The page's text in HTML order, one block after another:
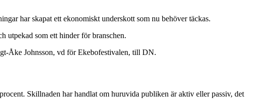
har skapat ett ekonomiskt underskott som nu behöver täckas.
utpekad som ett hinder för branschen.
Åke Johnsson, vd för Ekebofestivalen, till DN.
Skillnaden har handlat om huruvida publiken är aktiv eller passiv, det